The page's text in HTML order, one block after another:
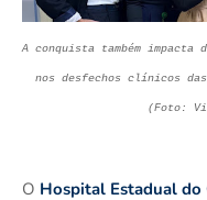
A conquista também
nos desfechos clínicos
(Foto:
O Hospital Estadual